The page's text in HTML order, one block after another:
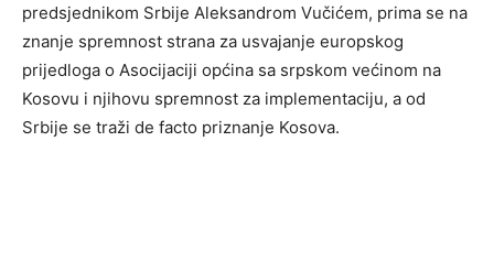
predsjednikom Srbije Aleksandrom Vučićem, prima se na
znanje spremnost strana za usvajanje europskog
prijedloga o Asocijaciji općina sa srpskom većinom na
Kosovu i njihovu spremnost za implementaciju, a od
Srbije se traži de facto priznanje Kosova.